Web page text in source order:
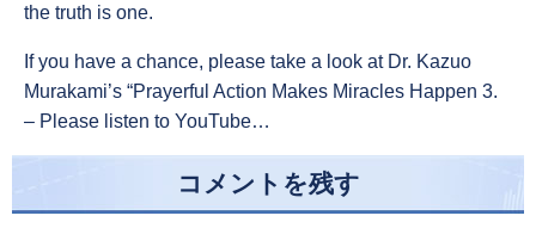
the truth is one.
If you have a chance, please take a look at Dr. Kazuo
Murakami’s “Prayerful Action Makes Miracles Happen 3.
– Please listen to YouTube…
コメントを残す